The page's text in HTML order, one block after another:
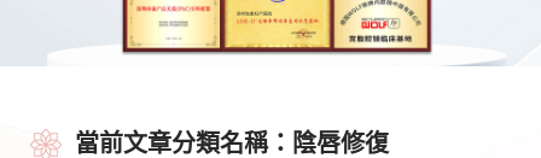
當前文章分類名稱：陰唇修復